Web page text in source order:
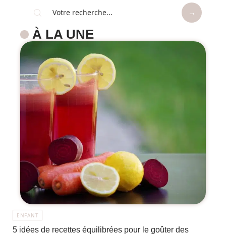
À LA UNE
ENFANT
5 idées de recettes équilibrées pour le goûter des